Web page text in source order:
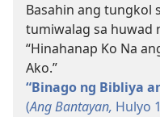
Basahin ang tungkol
tumiwalag sa huwad
“Hinahanap Ko Na
Ako.”
“Binago ng Bibliya
(Ang Bantayan, Hulyo